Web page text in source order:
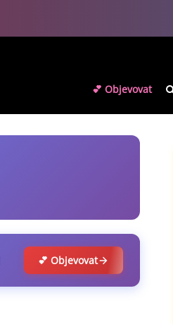
💕 Objevovat
💕 Objevovat